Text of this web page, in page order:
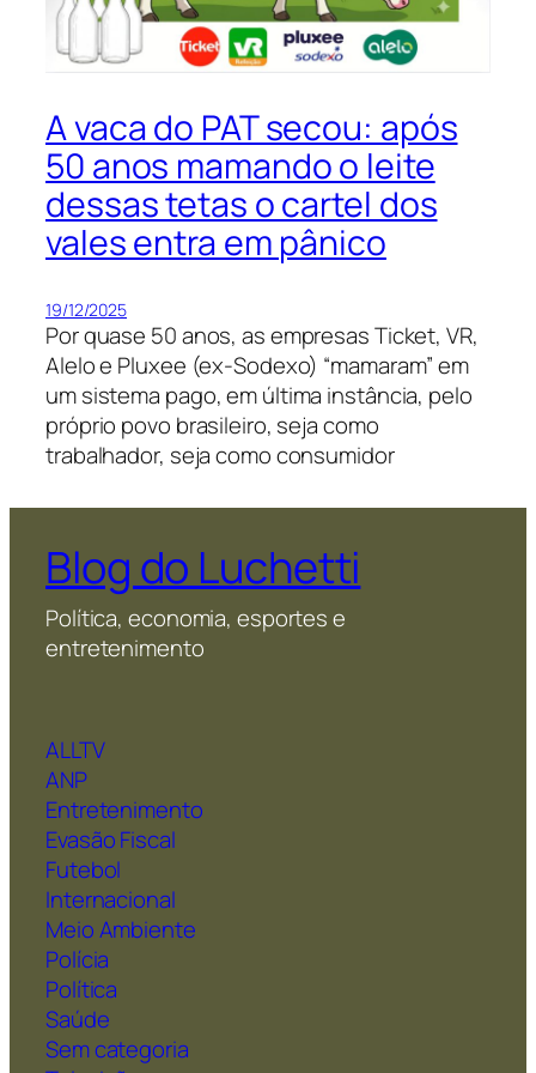
A vaca do PAT secou: após
50 anos mamando o leite
dessas tetas o cartel dos
vales entra em pânico
19/12/2025
Por quase 50 anos, as empresas Ticket, VR,
Alelo e Pluxee (ex-Sodexo) “mamaram” em
um sistema pago, em última instância, pelo
próprio povo brasileiro, seja como
trabalhador, seja como consumidor
Blog do Luchetti
Política, economia, esportes e
entretenimento
ALLTV
ANP
Entretenimento
Evasão Fiscal
Futebol
Internacional
Meio Ambiente
Polícia
Política
Saúde
Sem categoria